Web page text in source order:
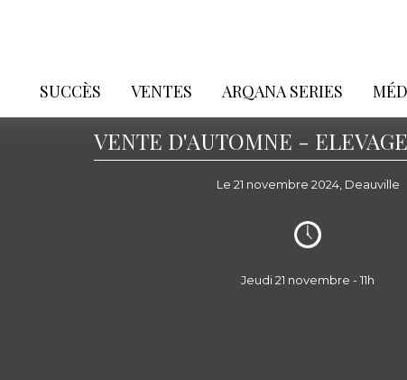
SUCCÈS VENTES ARQANA SERIES
VENTE D'AUTOMNE -
Le 21 novembre 2024, Deauville
Jeudi 21 novembre - 11h